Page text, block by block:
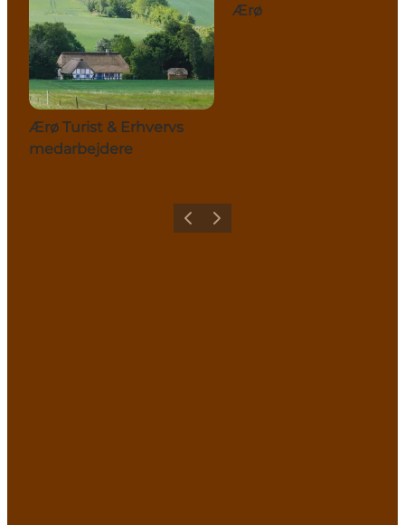
Ærø Turist & Erhvervs
medarbejdere
Ærø
ForrigeNæste